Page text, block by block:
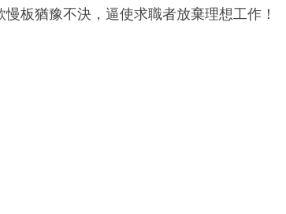
板猶豫不決，逼使求職者放棄理想工作！